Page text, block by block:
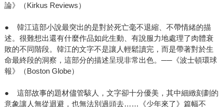
論》（Kirkus Reviews）
● 韓江這部小說最突出的是對於死亡毫不退縮、不帶情緒的描
述。很難想出還有什麼作品如此生動、有說服力地處理了肉體衰
敗的不同階段。韓江的文字不是讓人輕鬆讀完，而是帶著對於生
命最終段的洞察，這部分的描述呈現非常出色。──《波士頓環球
報》（Boston Globe）
● 這部故事的題材儘管駭人，文字卻十分優美，其中細緻刻劃的
意象讓人無從迴避，也無法別過頭去……《少年來了》篇幅不